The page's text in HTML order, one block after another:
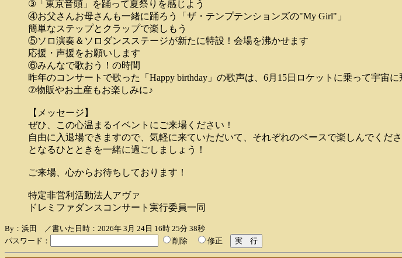
③「東京音頭」を踊って夏祭りを感じよう
④お父さんお母さんも一緒に踊ろう「ザ・テンプテンションズの"My Girl"」
簡単なステップとクラップで楽しもう
⑤ソロ演奏＆ソロダンスステージが新たに特設！会場を沸かせます
応援・声援をお願いします
⑥みんなで歌おう！の時間
昨年のコンサートで歌った「Happy birthday」の歌声は、6月15日ロケットに乗って宇宙
⑦物販やお土産もお楽しみに♪
【メッセージ】
ぜひ、この心温まるイベントにご来場ください！
自由に入退場できますので、気軽に来ていただいて、それぞれのペースで楽しんでく
となるひとときを一緒に過ごしましょう！
ご来場、心からお待ちしております！
特定非営利活動法人アヴァ
ドレミファダンスコンサート実行委員一同
By：浜田 ／書いた日時：2026年 3月 24日 16時 25分 38秒
パスワード：
削除 修正